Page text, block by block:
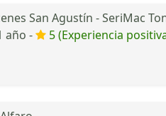
San Agustín - SeriMac
año -
5 (Experiencia